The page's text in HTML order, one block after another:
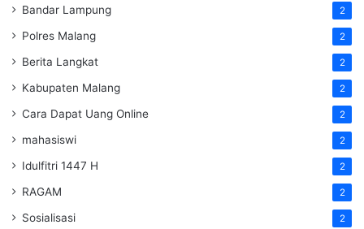
Bandar Lampung 2
Polres Malang 2
Berita Langkat 2
Kabupaten Malang 2
Cara Dapat Uang Online 2
mahasiswi 2
Idulfitri 1447 H 2
RAGAM 2
Sosialisasi 2